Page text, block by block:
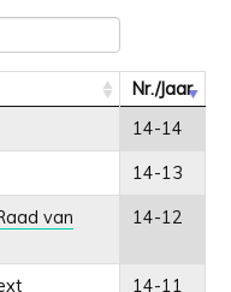
Nr./Jaar
14-14
14-13
van
14-12
14-11